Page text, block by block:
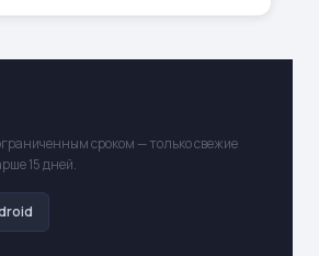
сроком — только свежие
15 дней.